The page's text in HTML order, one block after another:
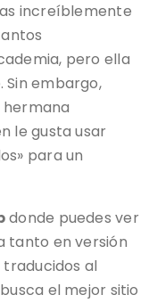
increíblemente
pero ella
embargo,
hermana
le gusta usar
para un
donde puedes ver
tanto en versión
al
el mejor sitio